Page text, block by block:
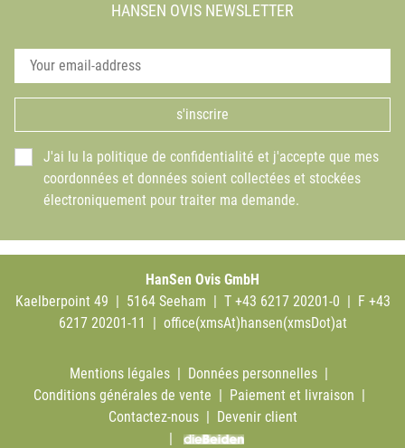
HANSEN OVIS NEWSLETTER
s'inscrire
J'ai lu la politique de confidentialité et j'accepte que mes
coordonnées et données soient collectées et stockées
électroniquement pour traiter ma demande.
HanSen Ovis GmbH
Kaelberpoint 49 | 5164 Seeham | T +43 6217 20201-0 | F +43
6217 20201-11 | office(xmsAt)hansen(xmsDot)at
Mentions légales | Données personnelles |
Conditions générales de vente | Paiement et livraison |
Contactez-nous | Devenir client
|